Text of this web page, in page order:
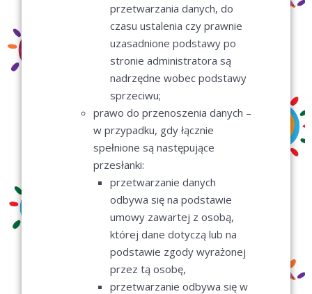
przetwarzania danych, do
czasu ustalenia czy prawnie
uzasadnione podstawy po
stronie administratora są
nadrzędne wobec podstawy
sprzeciwu;
prawo do przenoszenia danych –
w przypadku, gdy łącznie
spełnione są następujące
przesłanki:
przetwarzanie danych
odbywa się na podstawie
umowy zawartej z osobą,
której dane dotyczą lub na
podstawie zgody wyrażonej
przez tą osobę,
przetwarzanie odbywa się w